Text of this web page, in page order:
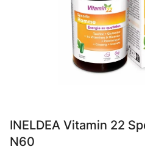
INELDEA Vitamin 22
N60